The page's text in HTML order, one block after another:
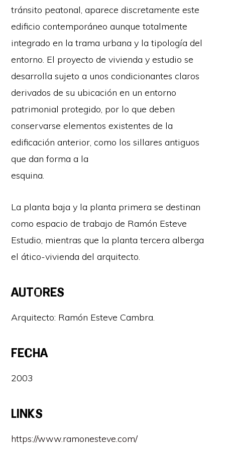
tránsito peatonal, aparece discretamente este
edificio contemporáneo aunque totalmente
integrado en la trama urbana y la tipología del
entorno. El proyecto de vivienda y estudio se
desarrolla sujeto a unos condicionantes claros
derivados de su ubicación en un entorno
patrimonial protegido, por lo que deben
conservarse elementos existentes de la
edificación anterior, como los sillares antiguos
que dan forma a la
esquina.
La planta baja y la planta primera se destinan
como espacio de trabajo de Ramón Esteve
Estudio, mientras que la planta tercera alberga
el ático-vivienda del arquitecto.
AUTORES
Arquitecto: Ramón Esteve Cambra.
FECHA
2003
LINKS
https://www.ramonesteve.com/